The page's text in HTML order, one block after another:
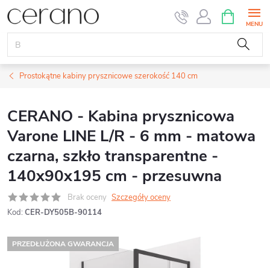
Przejść
do
treści
KOSZYK
Prostokątne kabiny prysznicowe szerokość 140 cm
CERANO - Kabina prysznicowa
Varone LINE L/R - 6 mm - matowa
czarna, szkło transparentne -
140x90x195 cm - przesuwna
Brak oceny Szczegóły oceny
Kod: CER-DY505B-90114
PRZEDŁUŻONA GWARANCJA